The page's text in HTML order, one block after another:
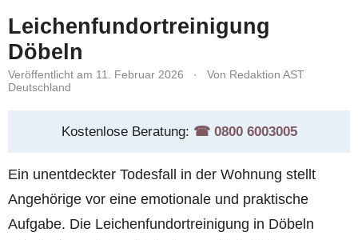
Leichenfundortreinigung
Döbeln
Veröffentlicht am 11. Februar 2026 ·
Von Redaktion AST
Deutschland
Kostenlose Beratung: ☎︎ 0800 6003005
Ein unentdeckter Todesfall in der Wohnung stellt
Angehörige vor eine emotionale und praktische
Aufgabe. Die Leichenfundortreinigung in Döbeln